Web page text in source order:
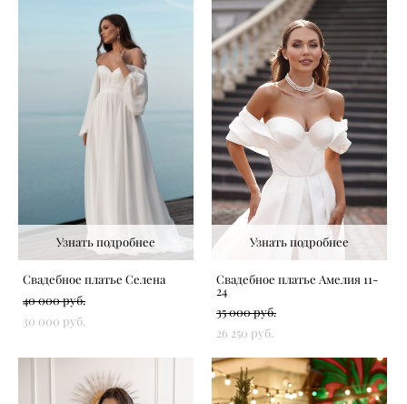
Узнать подробнее
Свадебное платье Селена
40 000 pуб.
30 000 pуб.
Узнать подробнее
Свадебное платье Амелия 11-
24
35 000 pуб.
26 250 pуб.